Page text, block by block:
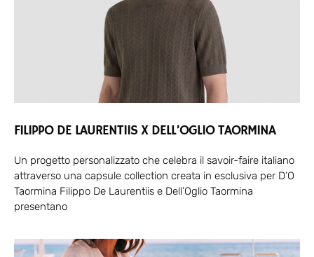
FILIPPO DE LAURENTIIS X DELL’OGLIO TAORMINA
Un progetto personalizzato che celebra il savoir-faire italiano
attraverso una capsule collection creata in esclusiva per D’O
Taormina Filippo De Laurentiis e Dell’Oglio Taormina
presentano